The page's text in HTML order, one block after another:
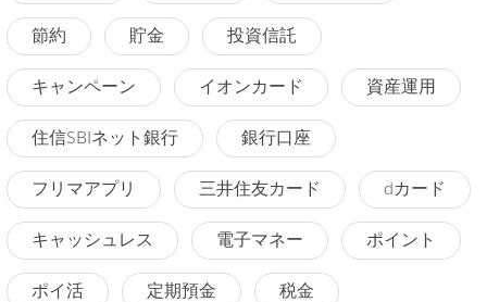
節約 貯金 投資信託
キャンペーン イオンカード 資産運用
住信SBIネット銀行 銀行口座
フリマアプリ 三井住友カード dカード
キャッシュレス 電子マネー ポイント
ポイ活 定期預金 税金